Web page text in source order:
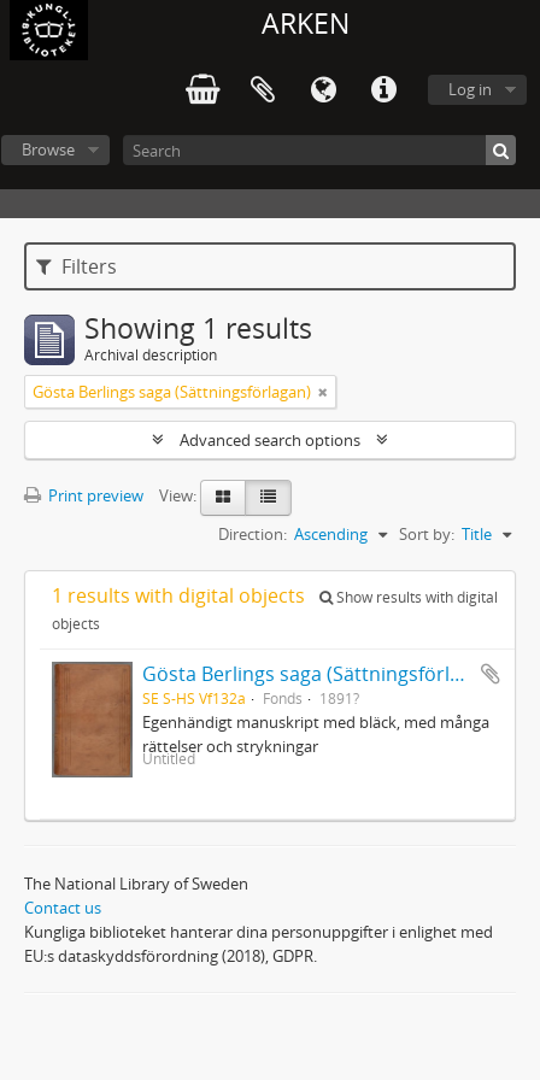
ARKEN
Log in
Browse
Filters
Showing 1 results
Archival description
Gösta Berlings saga (Sättningsförlagan)
Advanced search options
Print preview
View:
Sort by: Title
Direction: Ascending
1 results with digital objects
Show results with digital
objects
Gösta Berlings saga (Sättningsförlagan)
SE S-HS Vf132a Fonds 1891?
Egenhändigt manuskript med bläck, med många
rättelser och strykningar
Untitled
The National Library of Sweden
Contact us
Kungliga biblioteket hanterar dina personuppgifter i enlighet med
EU:s dataskyddsförordning (2018), GDPR.